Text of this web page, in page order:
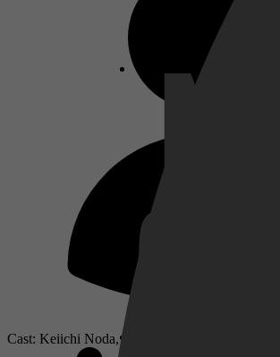
Cast: Keiichi Noda, Mako Hyodo, Jinpachi Nezu